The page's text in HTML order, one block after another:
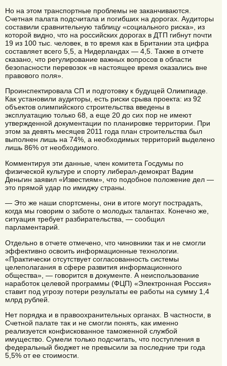
Но на этом транспортные проблемы не заканчиваются.
Счетная палата подсчитала и погибших на дорогах. Аудиторы
составили сравнительную таблицу «социального риска», из
которой видно, что на российских дорогах в ДТП гибнут почти
19 из 100 тыс. человек, в то время как в Британии эта цифра
составляет всего 5,5, а Нидерландах — 4,5. Также в отчете
сказано, что регулирование важных вопросов в области
безопасности перевозок «в настоящее время оказались вне
правового поля».
Проинспектировала СП и подготовку к будущей Олимпиаде.
Как установили аудиторы, есть риски срыва проекта: из 92
объектов олимпийского строительства введены в
эксплуатацию только 68, а еще 20 до сих пор не имеют
утвержденной документации по планировке территории. При
этом за девять месяцев 2011 года план строительства был
выполнен лишь на 74%, а необходимых территорий выделено
лишь 86% от необходимого.
Комментируя эти данные, член комитета Госдумы по
физической культуре и спорту либерал-демократ Вадим
Деньгин заявил «Известиям», что подобное положение дел —
это прямой удар по имиджу страны.
— Это же наши спортсмены, они в итоге могут пострадать,
когда мы говорим о заботе о молодых талантах. Конечно же,
ситуация требует разбирательства, — сообщил
парламентарий.
Отдельно в отчете отмечено, что чиновники так и не смогли
эффективно освоить информационные технологии.
«Практически отсутствует согласованность системы
целеполагания в сфере развития информационного
общества», — говорится в документе. А неиспользование
наработок целевой программы (ФЦП) «Электронная Россия»
ставит под угрозу потери результаты ее работы на сумму 1,4
млрд рублей.
Нет порядка и в правоохранительных органах. В частности, в
Счетной палате так и не смогли понять, как именно
реализуется конфискованное таможенной службой
имущество. Сумели только подсчитать, что поступления в
федеральный бюджет не превысили за последние три года
5,5% от ее стоимости.